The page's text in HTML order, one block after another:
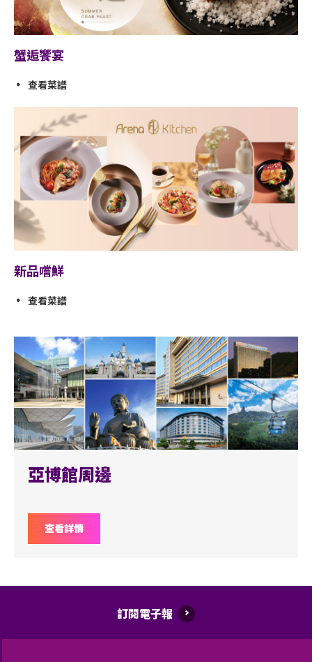
蟹逅饗宴
查看菜譜
新品嚐鮮
查看菜譜
亞博館周邊
查看詳情
訂閱電子報